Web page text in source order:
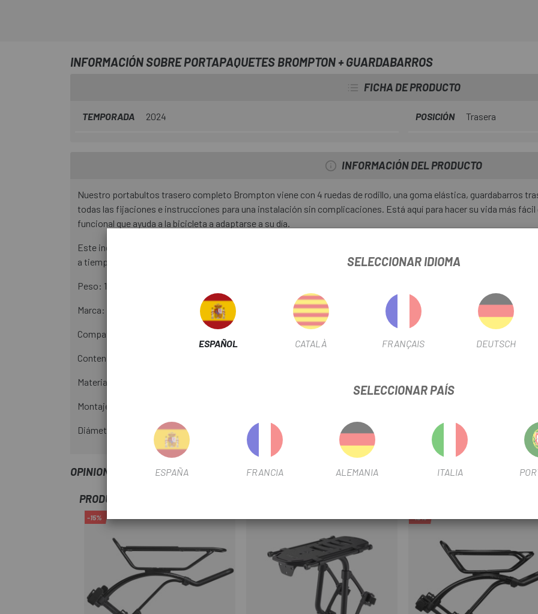
Portaequipajes Traseros que
facilidad y estabilidad,
INFORMACIÓN SOBRE PORTAPAQUETES BROMPTON + GUARDABARROS
FICHA DE PRODUCTO
TEMPORADA 2024 POSICIÓN Trasera
INFORMACIÓN DEL PRODUCTO
Nuestro portabultos trasero completo Brompton viene con 4 ruedas de rodillo, una goma elástica, guardabarros
todas las fijaciones e instrucciones para una instalación sin complicaciones. Está aquí para hacer su vida más fácil
funcional que ayuda a la bicicleta a adaptarse a su día.
Este ingenioso diseño se monta sin esfuerzo a la parte trasera de la bicicleta, por lo que puedes plegar tu
a tiempo para tu próximo tren. Moverse por una ciudad ajetreada con una bicicleta a cuestas no podría ser más fácil
Peso: 1,74 kg
Marca: Brompton
Compatibilidad: AC (pre-2022)
Contenido: 4 ruedas de rodillo, cable de amortiguación, guardabarros trasero y solapa, reflector, tapón de tija de sillín
Material: Aluminio
Montaje: Cuadro trasero
Diámetro de las ruedas: 66 mm
OPINIONES
PRODUCTOS SIMILARES
-15% -10%
SELECCIONAR IDIOMA
ESPAÑOL CATALÀ FRANÇAIS DEUTSCH
SELECCIONAR PAÍS
ESPAÑA FRANCIA ALEMANIA ITALIA